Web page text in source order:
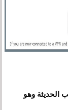
الحديثة وهو